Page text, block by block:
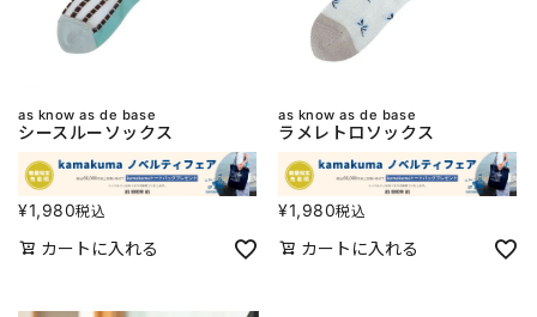
as know as de base
シースルーソックス
¥1,980税込
カートに入れる
as know as de base
ラメレトロソックス
¥1,980税込
カートに入れる